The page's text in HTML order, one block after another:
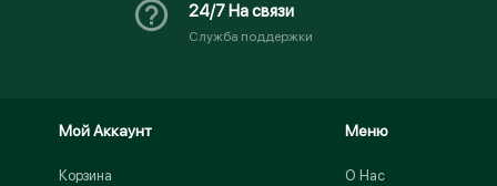
24/7 На связи
Служба поддержки
Мой Аккаунт
Корзина
Меню
О Нас